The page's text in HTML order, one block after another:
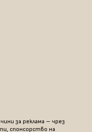
за реклама – чрез
спонсорство на